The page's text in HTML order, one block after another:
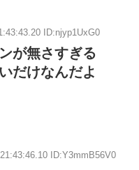
ID:njyp1UxG0
が無さすぎる
だけなんだよ
ID:Y3mmB56V0